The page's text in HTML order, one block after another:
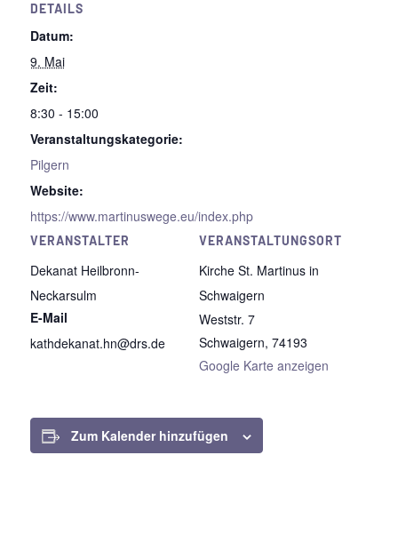
DETAILS
Datum:
9. Mai
Zeit:
8:30 - 15:00
Veranstaltungskategorie:
Pilgern
Website:
https://www.martinuswege.eu/index.php
VERANSTALTUNGSORT
Kirche St. Martinus in
Schwaigern
Weststr. 7
Schwaigern, 74193
Google Karte anzeigen
VERANSTALTER
Dekanat Heilbronn-
Neckarsulm
E-Mail
kathdekanat.hn@drs.de
Zum Kalender hinzufügen